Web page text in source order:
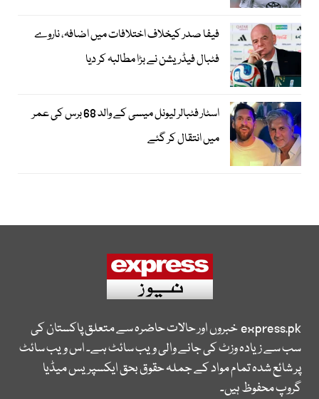
فیفا صدر کیخلاف اختلافات میں اضافہ، ناروے
فٹبال فیڈریشن نے بڑا مطالبہ کر دیا
اسٹار فٹبالر لیونل میسی کے والد 68 برس کی عمر
میں انتقال کر گئے
express.pkخبروں اور حالات حاضرہ سے متعلق پاکستان کی
سب سے زیادہ وزٹ کی جانے والی ویب سائٹ ہے۔ اس ویب سائٹ
پر شائع شدہ تمام مواد کے جملہ حقوق بحق ایکسپریس میڈیا
گروپ محفوظ ہیں۔